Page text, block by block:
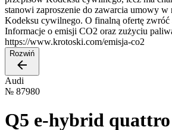
stanowi zaproszenie do zawarcia umowy w
Kodeksu cywilnego. O finalną ofertę zwróć
Informacje o emisji CO2 oraz zużyciu
https://www.krotoski.com/emisja-co2
Rozwiń
Audi
№ 87980
Q5 e-hybrid